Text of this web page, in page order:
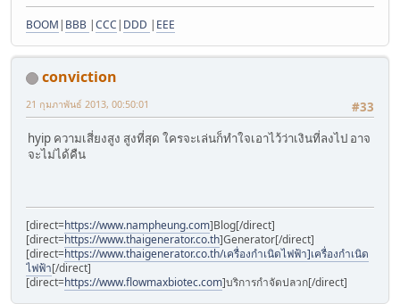
BOOM| BBB |CCC| DDD | EEE
conviction
#33
21 กุมภาพันธ์ 2013, 00:50:01
hyip ความเสี่ยงสูง สูงที่สุด ใครจะเล่นก็ทำใจเอาไว้ว่าเงินที่ลงไป อาจ
จะไม่ได้คืน
[direct=https://www.nampheung.com]Blog[/direct]
[direct=https://www.thaigenerator.co.th]Generator[/direct]
[direct=https://www.thaigenerator.co.th/เครื่องกำเนิดไฟฟ้า]เครื่องกำเนิด
ไฟฟ้า[/direct]
[direct=https://www.flowmaxbiotec.com]บริการกำจัดปลวก[/direct]